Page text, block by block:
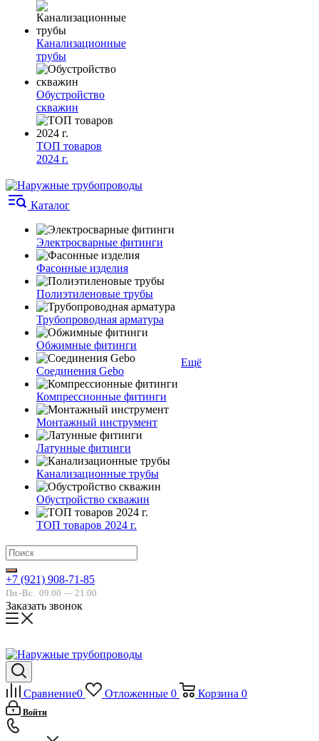
Канализационные
трубы
Обустройство
скважин
ТОП товаров
2024 г.
Каталог
Электросварные фитинги
Фасонные изделия
Полиэтиленовые трубы
Трубопроводная арматура
Обжимные фитинги
Соединения Gebo
Компрессионные фитинги
Монтажный инструмент
Латунные фитинги
Канализационные трубы
Обустройство скважин
ТОП товаров 2024 г.
Ещё
+7 (921) 908-71-85
Пн.-Вс. 09.00 — 21.00
Заказать звонок
Сравнение0 Отложенные 0 Корзина 0
Войти